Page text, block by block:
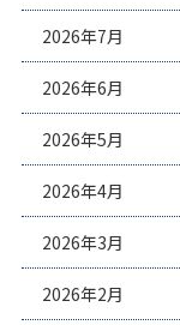
2026年7月
2026年6月
2026年5月
2026年4月
2026年3月
2026年2月